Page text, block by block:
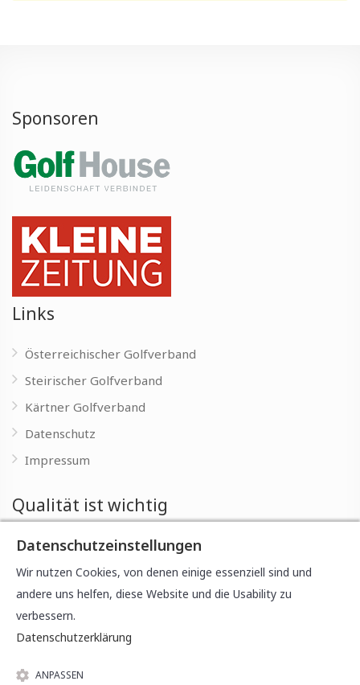
Sponsoren
Links
Österreichischer Golfverband
Steirischer Golfverband
Kärtner Golfverband
Datenschutz
Impressum
Qualität ist wichtig
Wir möchten Einsteigern von Anfang an eine fundierte
Ausbildung bieten, um die Freude am Spiel zu entwickeln
und Sie gut auf die Freuden des Golfsports vorzubereiten.
Datenschutzeinstellungen
Wir nutzen Cookies, von denen einige essenziell sind und
andere uns helfen, diese Website und die Usability zu
verbessern.
Datenschutzerklärung
ANPASSEN